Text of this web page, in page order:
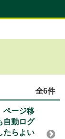
全6件
ページ移
自動ログ
たらよい